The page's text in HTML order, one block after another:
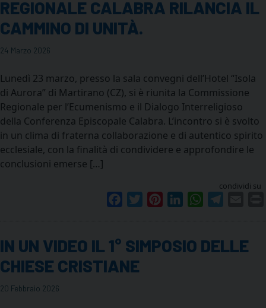
REGIONALE CALABRA RILANCIA IL
CAMMINO DI UNITÀ.
24 Marzo 2026
Lunedì 23 marzo, presso la sala convegni dell’Hotel “Isola
di Aurora” di Martirano (CZ), si è riunita la Commissione
Regionale per l’Ecumenismo e il Dialogo Interreligioso
della Conferenza Episcopale Calabra. L’incontro si è svolto
in un clima di fraterna collaborazione e di autentico spirito
ecclesiale, con la finalità di condividere e approfondire le
conclusioni emerse […]
condividi su
FacebookTwitterPinterestLinkedInWhatsApp
IN UN VIDEO IL 1° SIMPOSIO DELLE
CHIESE CRISTIANE
20 Febbraio 2026